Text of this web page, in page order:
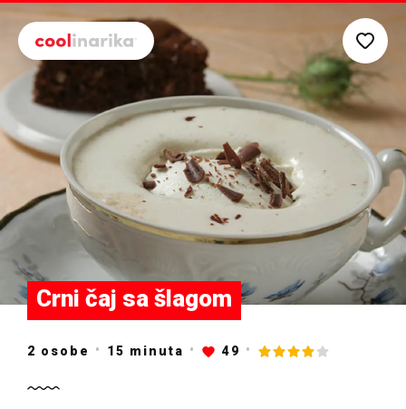
Preskoči na glavni sadržaj
Crni čaj sa šlagom
2 osobe 15 minuta 49